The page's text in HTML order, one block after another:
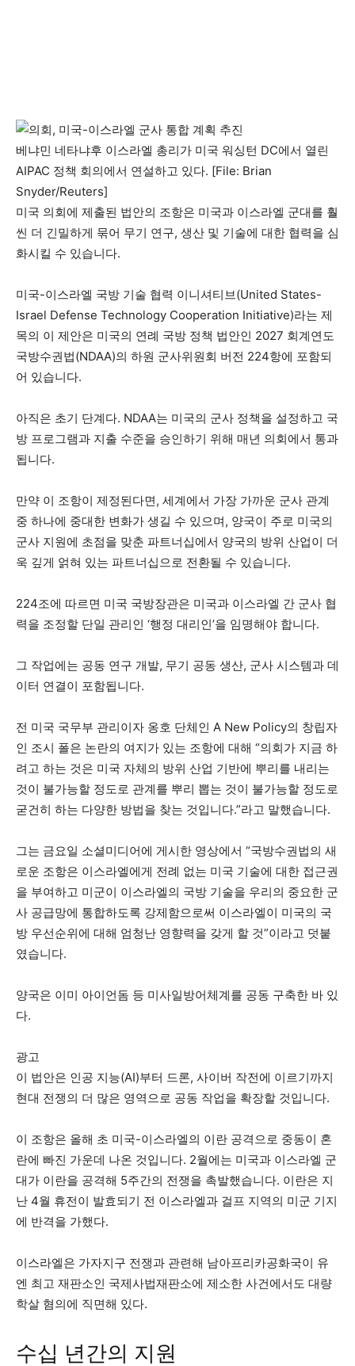
베냐민 네타냐후 이스라엘 총리가 미국 워싱턴 DC에서 열린
AIPAC 정책 회의에서 연설하고 있다. [File: Brian
Snyder/Reuters]
미국 의회에 제출된 법안의 조항은 미국과 이스라엘 군대를 훨
씬 더 긴밀하게 묶어 무기 연구, 생산 및 기술에 대한 협력을 심
화시킬 수 있습니다.
미국-이스라엘 국방 기술 협력 이니셔티브(United States-
Israel Defense Technology Cooperation Initiative)라는 제
목의 이 제안은 미국의 연례 국방 정책 법안인 2027 회계연도
국방수권법(NDAA)의 하원 군사위원회 버전 224항에 포함되
어 있습니다.
아직은 초기 단계다. NDAA는 미국의 군사 정책을 설정하고 국
방 프로그램과 지출 수준을 승인하기 위해 매년 의회에서 통과
됩니다.
만약 이 조항이 제정된다면, 세계에서 가장 가까운 군사 관계
중 하나에 중대한 변화가 생길 수 있으며, 양국이 주로 미국의
군사 지원에 초점을 맞춘 파트너십에서 양국의 방위 산업이 더
욱 깊게 얽혀 있는 파트너십으로 전환될 수 있습니다.
224조에 따르면 미국 국방장관은 미국과 이스라엘 간 군사 협
력을 조정할 단일 관리인 ‘행정 대리인’을 임명해야 합니다.
그 작업에는 공동 연구 개발, 무기 공동 생산, 군사 시스템과 데
이터 연결이 포함됩니다.
전 미국 국무부 관리이자 옹호 단체인 A New Policy의 창립자
인 조시 폴은 논란의 여지가 있는 조항에 대해 “의회가 지금 하
려고 하는 것은 미국 자체의 방위 산업 기반에 뿌리를 내리는
것이 불가능할 정도로 관계를 뿌리 뽑는 것이 불가능할 정도로
굳건히 하는 다양한 방법을 찾는 것입니다.”라고 말했습니다.
그는 금요일 소셜미디어에 게시한 영상에서 “국방수권법의 새
로운 조항은 이스라엘에게 전례 없는 미국 기술에 대한 접근권
을 부여하고 미군이 이스라엘의 국방 기술을 우리의 중요한 군
사 공급망에 통합하도록 강제함으로써 이스라엘이 미국의 국
방 우선순위에 대해 엄청난 영향력을 갖게 할 것”이라고 덧붙
였습니다.
양국은 이미 아이언돔 등 미사일방어체계를 공동 구축한 바 있
다.
광고
이 법안은 인공 지능(AI)부터 드론, 사이버 작전에 이르기까지
현대 전쟁의 더 많은 영역으로 공동 작업을 확장할 것입니다.
이 조항은 올해 초 미국-이스라엘의 이란 공격으로 중동이 혼
란에 빠진 가운데 나온 것입니다. 2월에는 미국과 이스라엘 군
대가 이란을 공격해 5주간의 전쟁을 촉발했습니다. 이란은 지
난 4월 휴전이 발효되기 전 이스라엘과 걸프 지역의 미군 기지
에 반격을 가했다.
이스라엘은 가자지구 전쟁과 관련해 남아프리카공화국이 유
엔 최고 재판소인 국제사법재판소에 제소한 사건에서도 대량
학살 혐의에 직면해 있다.
수십 년간의 지원